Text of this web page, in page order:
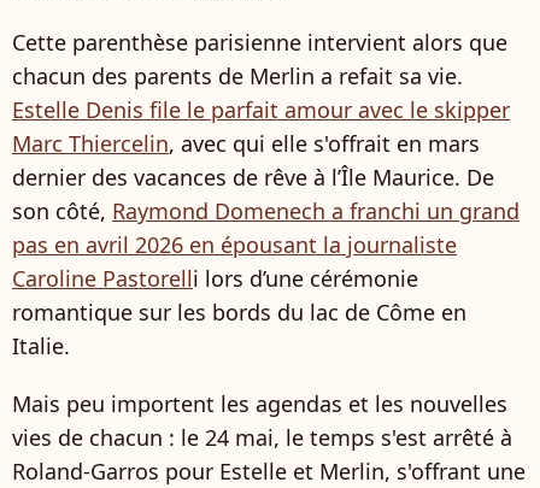
Cette parenthèse parisienne intervient alors que
chacun des parents de Merlin a refait sa vie.
Estelle Denis file le parfait amour avec le skipper
Marc Thiercelin, avec qui elle s'offrait en mars
dernier des vacances de rêve à l’Île Maurice. De
son côté, Raymond Domenech a franchi un grand
pas en avril 2026 en épousant la journaliste
Caroline Pastorelli lors d’une cérémonie
romantique sur les bords du lac de Côme en
Italie.
Mais peu importent les agendas et les nouvelles
vies de chacun : le 24 mai, le temps s'est arrêté à
Roland-Garros pour Estelle et Merlin, s'offrant une